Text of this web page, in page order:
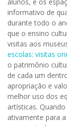
informativo de
durante todo o
que o ensino
visitas aos
escolas: visitas
o patrimônio
de cada um
apropriação e
melhor uso dos
artísticas.
ativamente para